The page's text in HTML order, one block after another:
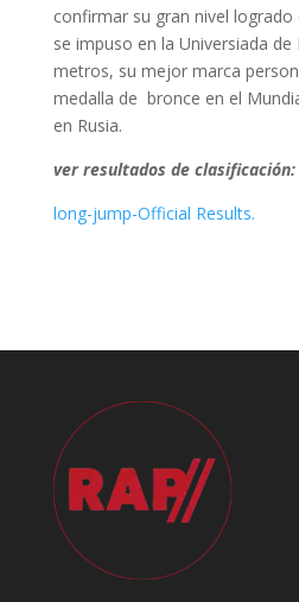
confirmar su gran nivel logrado
se impuso en la Universiada de
metros, su mejor marca
medalla de bronce en el
en Rusia.
ver resultados de clasificación:
long-jump-Official Results.